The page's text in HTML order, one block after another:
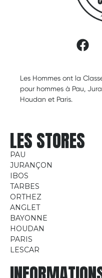
Les Hommes ont la
pour hommes à Pau,
Houdan et Paris.
LES STORES
PAU
JURANÇON
IBOS
TARBES
ORTHEZ
ANGLET
BAYONNE
HOUDAN
PARIS
LESCAR